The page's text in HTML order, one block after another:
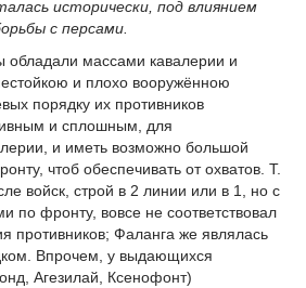
исторически, под влиянием
с персами.
обладали массами кавалерии и
и плохо вооружённою
порядку их противников
и сплошным, для
и иметь возможно большой
чтоб обеспечивать от охватов. Т.
войск, строй в 2 линии или в 1, но с
по фронту, вовсе не соответствовал
противников; Фаланга же являлась
Впрочем, у выдающихся
Агезилай, Ксенофонт)